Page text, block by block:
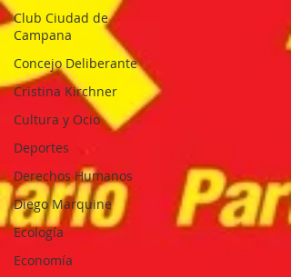
Club Ciudad de
Campana
Concejo Deliberante
Cristina Kirchner
Cultura y Ocio
Deportes
Derechos Humanos
Diego Marquine
Ecología
Economía